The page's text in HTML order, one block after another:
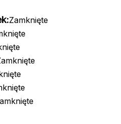
Zamknięte